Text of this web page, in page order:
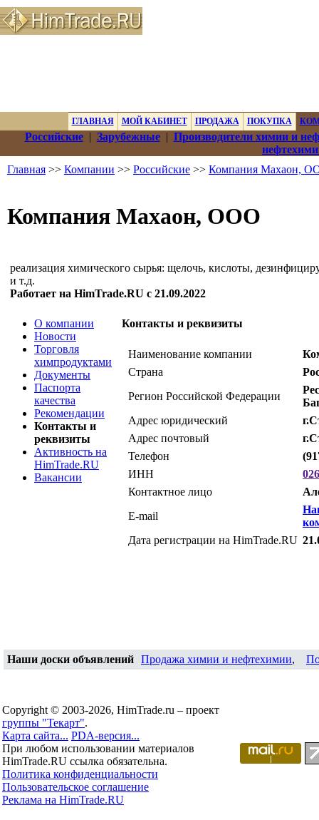
ГЛАВНАЯ МОЙ КАБИНЕТ ПРОДАЖА ПОКУПКА
Российские| Зарубежные| Производители химии и
Главная >> Компании >> Российские >> Компания Махаон,
Компания Махаон, ООО
реализация химического сырья: щелочь, кислоты,
и т.д.
Работает на HimTrade.RU с 21.09.2022
О компании
Новости
Торговля
химпродуктами
Документы
Паспорта
качества
Рекомендации
Контакты и
реквизиты
Активность на
HimTrade.RU
Вакансии
Контакты и реквизиты
Наименование компании
Страна
Регион Российской Федерации
Адрес юридический
Адрес почтовый
Телефон
ИНН
Контактное лицо
E-mail
Дата регистрации на HimTrade.RU
Наши доски объявлений Продажа химии и нефтехимии,
Copyright © 2003-2026, HimTrade.ru – проект
группы "Текарт".
Карта сайта... PDA-версия...
При любом использовании материалов
HimTrade.RU ссылка обязательна.
Политика конфиденциальности
Пользовательское соглашение
Реклама на HimTrade.RU